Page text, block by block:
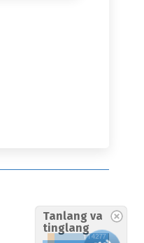
Tanlang va
tinglang